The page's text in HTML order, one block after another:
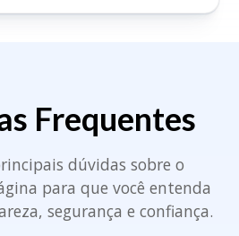
Frequentes
dúvidas sobre o
para que você entenda
segurança e confiança.